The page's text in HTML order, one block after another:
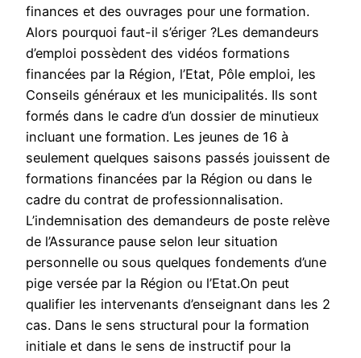
finances et des ouvrages pour une formation.
Alors pourquoi faut-il s’ériger ?Les demandeurs
d’emploi possèdent des vidéos formations
financées par la Région, l’Etat, Pôle emploi, les
Conseils généraux et les municipalités. Ils sont
formés dans le cadre d’un dossier de minutieux
incluant une formation. Les jeunes de 16 à
seulement quelques saisons passés jouissent de
formations financées par la Région ou dans le
cadre du contrat de professionnalisation.
L’indemnisation des demandeurs de poste relève
de l’Assurance pause selon leur situation
personnelle ou sous quelques fondements d’une
pige versée par la Région ou l’Etat.On peut
qualifier les intervenants d’enseignant dans les 2
cas. Dans le sens structural pour la formation
initiale et dans le sens de instructif pour la